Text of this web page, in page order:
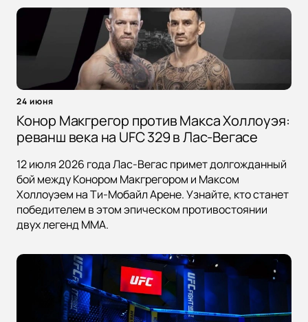
24 июня
Конор Макгрегор против Макса Холлоуэя:
реванш века на UFC 329 в Лас-Вегасе
12 июля 2026 года Лас-Вегас примет долгожданный
бой между Конором Макгрегором и Максом
Холлоуэем на Ти-Мобайл Арене. Узнайте, кто станет
победителем в этом эпическом противостоянии
двух легенд MMA.